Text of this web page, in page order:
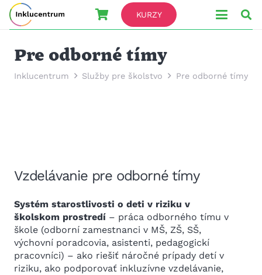
KURZY
Pre odborné tímy
Inklucentrum Služby pre školstvo Pre odborné tímy
Vzdelávanie pre odborné tímy
Systém starostlivosti o deti v riziku v
školskom prostredí – práca odborného tímu v
škole (odborní zamestnanci v MŠ, ZŠ, SŠ,
výchovní poradcovia, asistenti, pedagogickí
pracovníci) – ako riešiť náročné prípady detí v
riziku, ako podporovať inkluzívne vzdelávanie,